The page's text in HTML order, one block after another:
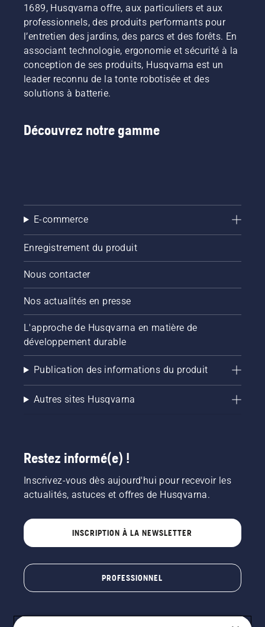
1689, Husqvarna offre, aux particuliers et aux
professionnels, des produits performants pour
l’entretien des jardins, des parcs et des forêts. En
associant technologie, ergonomie et sécurité à la
conception de ses produits, Husqvarna est un
leader reconnu de la tonte robotisée et des
solutions à batterie.
Découvrez notre gamme
E-commerce
Enregistrement du produit
Nous contacter
Nos actualités en presse
L'approche de Husqvarna en matière de
développement durable
Publication des informations du produit
Autres sites Husqvarna
Restez informé(e) !
Inscrivez-vous dès aujourd'hui pour recevoir les
actualités, astuces et offres de Husqvarna.
INSCRIPTION À LA NEWSLETTER
PROFESSIONNEL